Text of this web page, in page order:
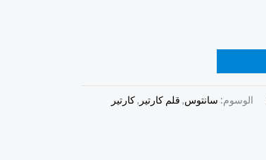
الوسوم: سانتوس, قلم كارتير ,كارتير